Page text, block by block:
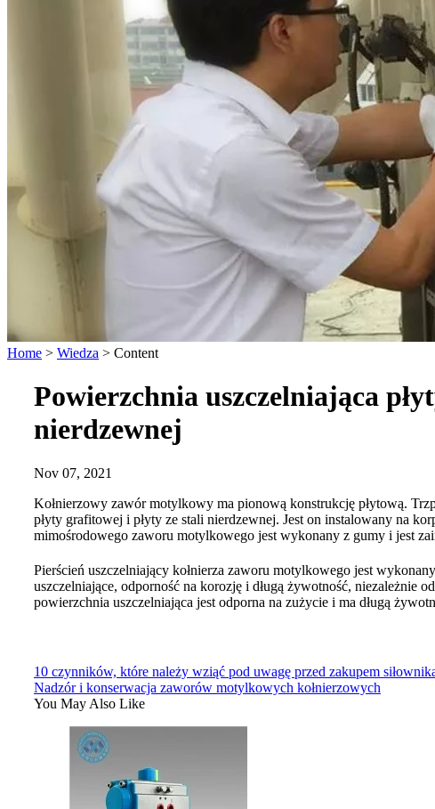
Home > Wiedza > Content
Powierzchnia uszczelniająca
nierdzewnej
Nov 07, 2021
Kołnierzowy zawór motylkowy ma pionową konstrukcję płytową.
płyty grafitowej i płyty ze stali nierdzewnej. Jest on instalowany na
mimośrodowego zaworu motylkowego jest wykonany z gumy i jest
Pierścień uszczelniający kołnierza zaworu motylkowego jest
uszczelniające, odporność na korozję i długą żywotność, niezależnie
powierzchnia uszczelniająca jest odporna na zużycie i ma długą
10 czynników, które należy wziąć pod uwagę przed zakupem
Nadzór i konserwacja zaworów motylkowych kołnierzowych
You May Also Like